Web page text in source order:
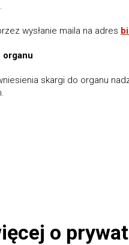
wysłanie maila na adres
organu
skargi do organu
o